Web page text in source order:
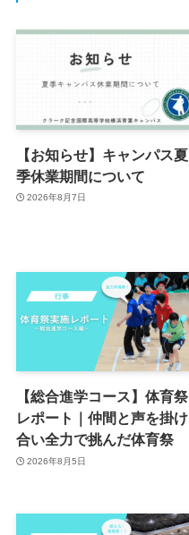
【お知らせ】キャンパス夏
季休業期間について
2026年8月7日
【総合進学コース】体育祭
レポート｜仲間と声を掛け
合い全力で挑んだ体育祭
2026年8月5日